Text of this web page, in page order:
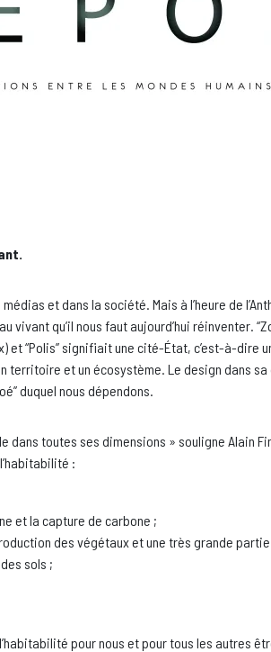
et dans la société. Mais à l’heure de
qu’il nous faut aujourd’hui réinventer.
“Polis” signifiait une cité-État, c’est-à-dire
et un écosystème. Le design dans
duquel nous dépendons.
toutes ses dimensions » souligne Alain
:
et la capture de carbone ;
des végétaux et une très grande partie
sols ;
pour nous et pour tous les autres